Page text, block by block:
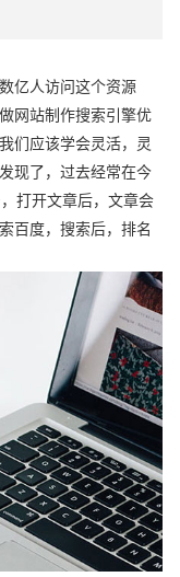
亿人访问这个资源
网站制作搜索引擎优
们应该学会灵活，灵
现了，过去经常在今
打开文章后，文章会
百度，搜索后，排名